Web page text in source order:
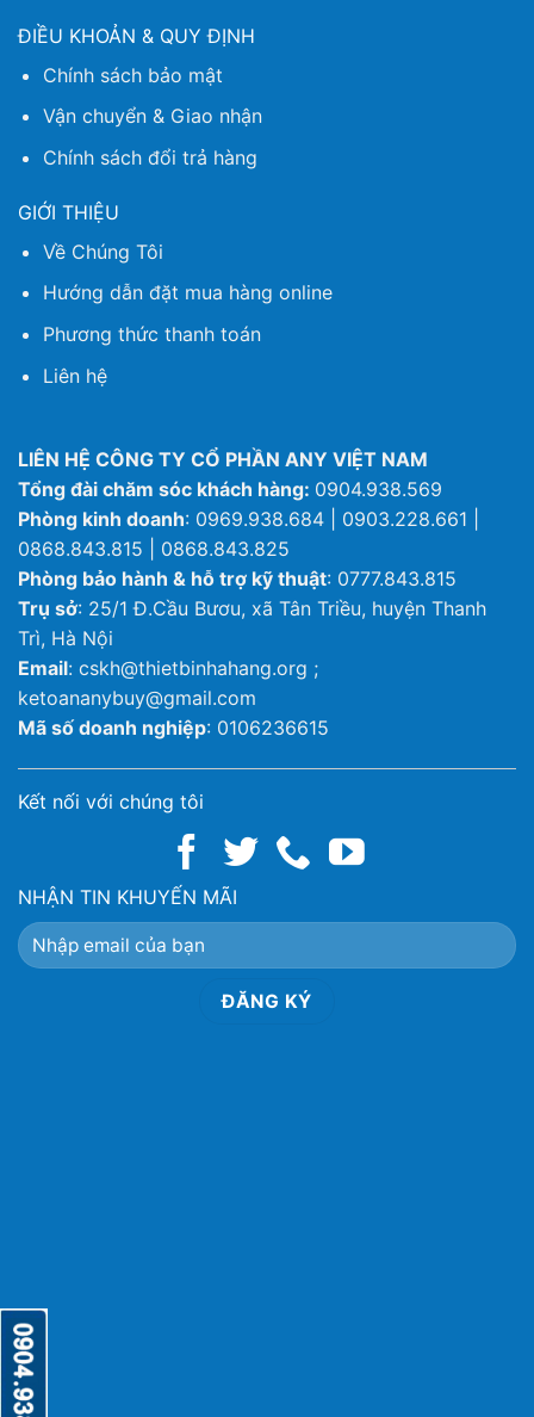
ĐIỀU KHOẢN & QUY ĐỊNH
Chính sách bảo mật
Vận chuyển & Giao nhận
Chính sách đổi trả hàng
GIỚI THIỆU
Về Chúng Tôi
Hướng dẫn đặt mua hàng online
Phương thức thanh toán
Liên hệ
LIÊN HỆ CÔNG TY CỔ PHẦN ANY VIỆT NAM
Tổng đài chăm sóc khách hàng: 0904.938.569
Phòng kinh doanh: 0969.938.684 | 0903.228.661 |
0868.843.815 | 0868.843.825
Phòng bảo hành & hỗ trợ kỹ thuật: 0777.843.815
Trụ sở: 25/1 Đ.Cầu Bươu, xã Tân Triều, huyện Thanh
Trì, Hà Nội
Email: cskh@thietbinhahang.org ;
ketoananybuy@gmail.com
Mã số doanh nghiệp: 0106236615
Kết nối với chúng tôi
NHẬN TIN KHUYẾN MÃI